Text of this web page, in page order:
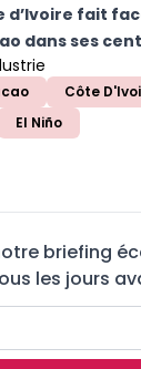
d’Ivoire fait
dans ses
Côte
El Niño
briefing
les jours